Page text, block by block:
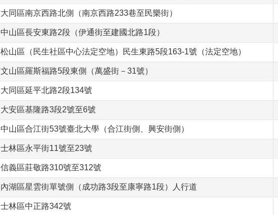
大同區南京西路北側（南京西路233巷至民樂街）
中山區長安東路2段（伊通街至建國北路1段）
松山區（民生社區中心法定空地）民生東路5段163-1號（法定空地）
文山區羅斯福路5段東側（萬盛街－31號）
大同區延平北路2段134號
大安區基隆路3段2號至6號
中山區合江街53號臺北大學（合江街側、興安街側）
士林區永平街11號至23號
信義區莊敬路310號至312號
內湖區星雲街單號側（成功路3段至康寧路1段）人行道
士林區中正路342號